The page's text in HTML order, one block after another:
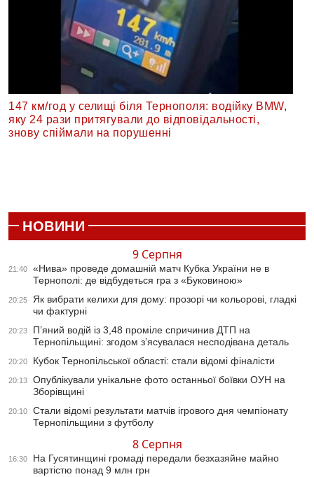
147 км/год у селищі біля Тернополя: водійку BMW,
яку 24 рази притягували до відповідальності,
знову спіймали на порушенні
НОВИНИ
9 Серпня
21:40
«Нива» проведе домашній матч Кубка України не в
Тернополі: де відбудеться гра з «Буковиною»
20:25
Як вибрати келихи для дому: прозорі чи кольорові, гладкі
чи фактурні
20:23
П’яний водій із 3,48 проміле спричинив ДТП на
Тернопільщині: згодом з’ясувалася несподівана деталь
20:20 Кубок Тернопільської області: стали відомі фіналісти
20:13
Опублікували унікальне фото останньої боївки ОУН на
Зборівщині
20:10
Стали відомі результати матчів ігрового дня чемпіонату
Тернопільщини з футболу
8 Серпня
16:30
На Гусятинщині громаді передали безхазяйне майно
вартістю понад 9 млн грн